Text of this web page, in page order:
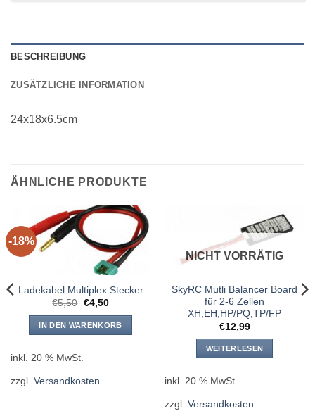
BESCHREIBUNG
ZUSÄTZLICHE INFORMATION
24x18x6.5cm
ÄHNLICHE PRODUKTE
-18%
Ladekabel Multiplex Stecker
€5,50 Ursprünglicher
war:
€5,50
€4,50Aktueller
ist:
€4,50.
IN DEN WARENKORB
inkl. 20 % MwSt.
zzgl. Versandkosten
NICHT VORRÄTIG
SkyRC Mutli Balancer Board
für 2-6 Zellen
XH,EH,HP/PQ,TP/FP
€12,99
WEITERLESEN
inkl. 20 % MwSt.
zzgl. Versandkosten